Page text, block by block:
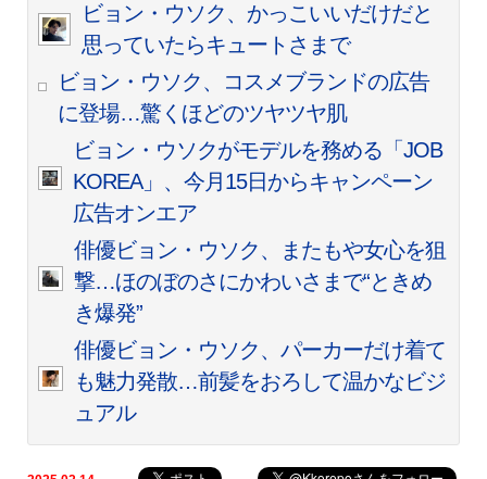
ビョン・ウソク、かっこいいだけだと
思っていたらキュートさまで
ビョン・ウソク、コスメブランドの広告
に登場…驚くほどのツヤツヤ肌
ビョン・ウソクがモデルを務める「JOB
KOREA」、今月15日からキャンペーン
広告オンエア
俳優ビョン・ウソク、またもや女心を狙
撃…ほのぼのさにかわいさまで“ときめ
き爆発”
俳優ビョン・ウソク、パーカーだけ着て
も魅力発散…前髪をおろして温かなビジ
ュアル